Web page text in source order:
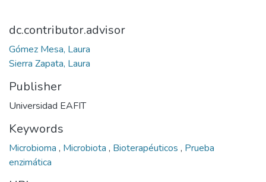
dc.contributor.advisor
Gómez Mesa, Laura
Sierra Zapata, Laura
Publisher
Universidad EAFIT
Keywords
Microbioma , Microbiota , Bioterapéuticos , Prueba
enzimática